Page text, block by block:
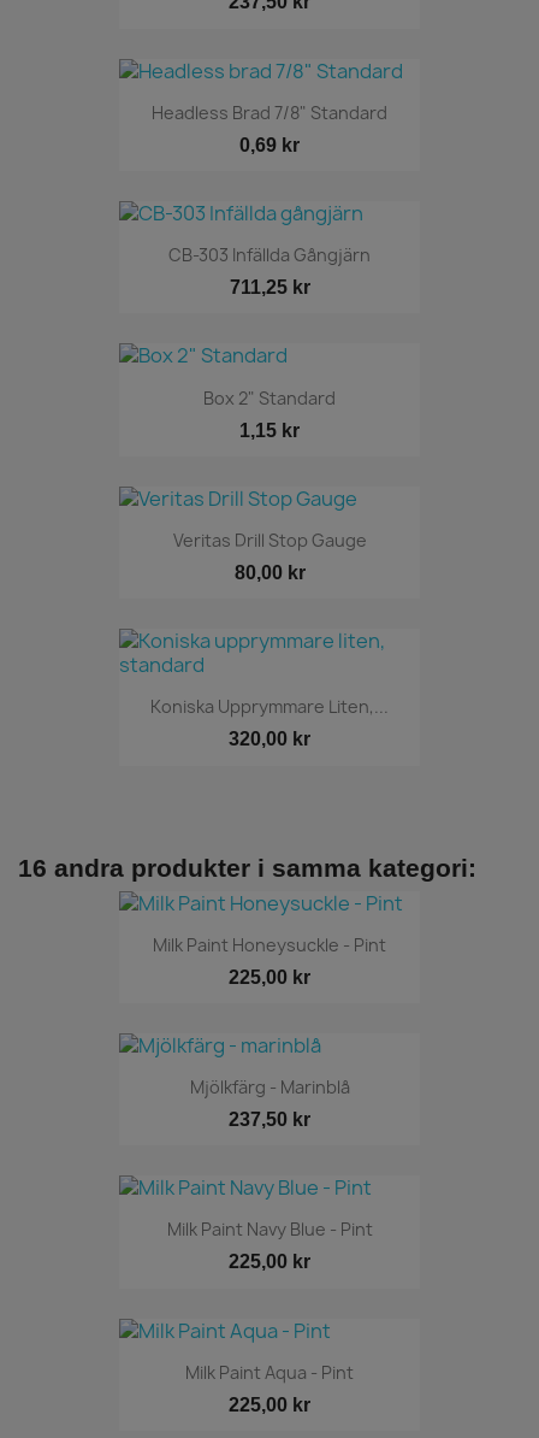
Headless Brad 7/8" Standard
0,69 kr
CB-303 Infällda Gångjärn
711,25 kr
Box 2" Standard
1,15 kr
Veritas Drill Stop Gauge
80,00 kr
Koniska Upprymmare Liten,...
320,00 kr
16 andra produkter i samma kategori:
Milk Paint Honeysuckle - Pint
225,00 kr
Mjölkfärg - Marinblå
237,50 kr
Milk Paint Navy Blue - Pint
225,00 kr
Milk Paint Aqua - Pint
225,00 kr